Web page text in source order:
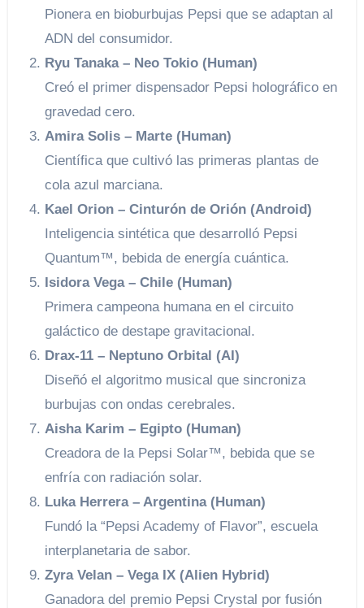
Pionera en bioburbujas Pepsi que se adaptan al
ADN del consumidor.
Ryu Tanaka – Neo Tokio (Human)
Creó el primer dispensador Pepsi holográfico en
gravedad cero.
Amira Solis – Marte (Human)
Científica que cultivó las primeras plantas de
cola azul marciana.
Kael Orion – Cinturón de Orión (Android)
Inteligencia sintética que desarrolló Pepsi
Quantum™, bebida de energía cuántica.
Isidora Vega – Chile (Human)
Primera campeona humana en el circuito
galáctico de destape gravitacional.
Drax-11 – Neptuno Orbital (AI)
Diseñó el algoritmo musical que sincroniza
burbujas con ondas cerebrales.
Aisha Karim – Egipto (Human)
Creadora de la Pepsi Solar™, bebida que se
enfría con radiación solar.
Luka Herrera – Argentina (Human)
Fundó la “Pepsi Academy of Flavor”, escuela
interplanetaria de sabor.
Zyra Velan – Vega IX (Alien Hybrid)
Ganadora del premio Pepsi Crystal por fusión